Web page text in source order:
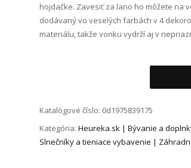
hojdačke. Zavesiť za lano ho môžete na
dodávaný vo veselých farbách v 4
materiálu, takže vonku vydrží aj v
Katalógové číslo: 0d1975839175
Kategória: Heureka.sk | Bývanie a
Slnečníky a tieniace vybavenie |